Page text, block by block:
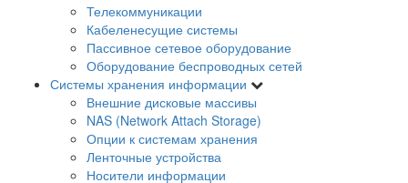
Телекоммуникации
Кабеленесущие системы
Пассивное сетевое оборудование
Оборудование беспроводных сетей
Системы хранения информации
Внешние дисковые массивы
NAS (Network Attach Storage)
Опции к системам хранения
Ленточные устройства
Носители информации